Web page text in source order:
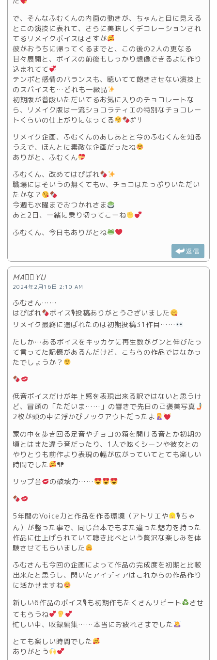
で、そんなふむくんの内面の動きが、ちゃんと目に見える
とこの演技に表れて、さらに美味しくデコレーションされ
てるリメイクボイスはさすが
彼がおうちに帰ってくるまでと、この後の2人の更なる
甘々展開と、ボイスの前後もしっかり想像できるよに作り
込まれてて
テンポと感情のバランスも、聴いてて飽きさせない演技上
のスパイスも…どれも一級品
初期版が普段いただいてるお気に入りのチョコレートな
ら、リメイク版は一流ショコラティエの特別なチョコレー
トくらいの仕上がりになってる
ﾎﾟﾘ
リメイク企画、ふむくんのあしあとと今のふむくんを知る
うえで、ほんとに素敵な企画だったね
ありがと、ふむくん
ふむくん、改めてはぴばれ
職場にはそいうの無くてもw、チョコはたっぷりいただい
たかな？
今週も水曜までおつかれさま
あと2日、一緒に乗り切ってこーね
ふむくん、今日もありがとね
返信
MA♡⃛YU
2024年2月16日 2:10 AM
ふむさん……
はぴばれ
ボイス🎙投稿ありがとうございました
リメイク最終に選ばれたのは初期投稿31作目……
たしか…あるボイスをキッカケに再生数がグンと伸びたっ
て言ってた記憶があるんだけど、こちらの作品ではなかっ
たでしょうか？
低音ボイスだけが年上感を表現出来る訳ではないと思うけ
ど、冒頭の「ただいま……」の響きで先日のご褒美写真
2枚が頭の中に浮かびノックアウトだったよ
家の中を歩き回る足音やチョコの箱を開ける音とか初期の
頃とはまた違う音だったり、1人で呟くシーンや彼女との
やりとりも前作より表現の幅が広がっていてとても楽しい
時間でした
ᖳᖰ
リップ音
の破壊力……
5年間のVoice力と作品を作る環境（アトリエや
🎙ちゃ
ん）が整った事で、同じ台本でもまた違った魅力を持った
作品に仕上げられていて聴き比べという贅沢な楽しみを体
験させてもらいました
ふむさんも今回の企画によって作品の完成度を初期と比較
出来たと思うし、閃いたアイディアはこれからの作品作り
に活かせますね
新しい6作品のボイス🎙も初期作もたくさんリピート
させ
てもらうね
忙しい中、収録編集……本当にお疲れさまでした
とても楽しい時間でした
ありがとう